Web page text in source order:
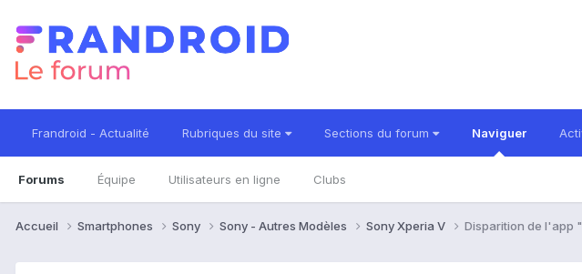
Frandroid - Actualité Rubriques du site Sections du forum Naviguer
Forums Équipe Utilisateurs en ligne Clubs
Accueil Smartphones Sony Sony - Autres Modèles Sony Xperia V Disparition de l'app